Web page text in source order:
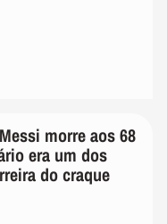
morre aos 68
era um dos
do craque